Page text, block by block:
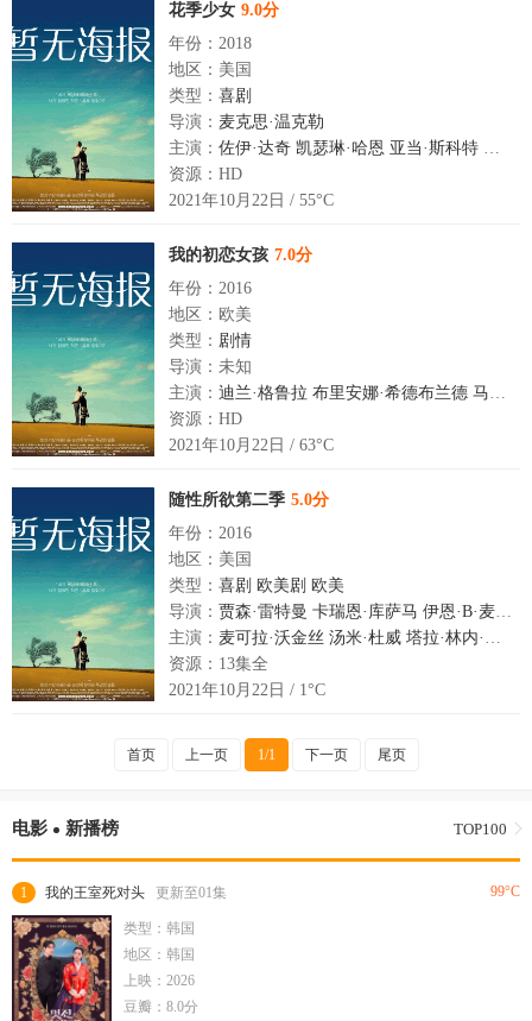
花季少女 9.0分
年份：2018
地区：美国
类型： 喜剧
导演： 麦克思·温克勒
主演： 佐伊·达奇 凯瑟琳·哈恩 亚当·斯科特 迪兰·
资源：HD
2021年10月22日 / 55°C
我的初恋女孩 7.0分
年份：2016
地区：欧美
类型： 剧情
导演：未知
主演： 迪兰·格鲁拉 布里安娜·希德布兰德 马特奥·阿里亚斯
资源：HD
2021年10月22日 / 63°C
随性所欲第二季 5.0分
年份：2016
地区：美国
类型： 喜剧 欧美剧 欧美
导演： 贾森·雷特曼 卡瑞恩·库萨马 伊恩·B·麦克唐纳
主演： 麦可拉·沃金丝 汤米·杜威 塔拉·林内·巴尔
资源：13集全
2021年10月22日 / 1°C
首页 上一页 1/1 下一页 尾页
电影 新播榜 TOP100
1 我的王室死对头 更新至01集 99°C
类型：韩国
地区：韩国
上映：2026
豆瓣：8.0分